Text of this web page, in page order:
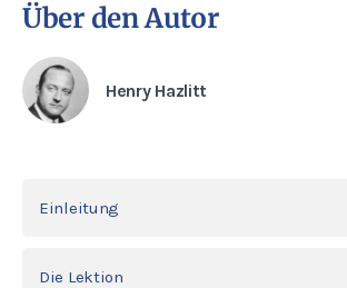
Über den Autor
Henry Hazlitt
Einleitung
Die Lektion